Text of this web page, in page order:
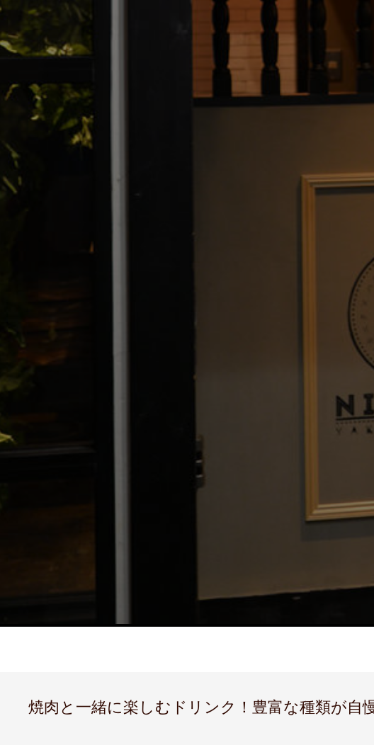
焼肉と一緒に楽しむドリンク！豊富な種類が自